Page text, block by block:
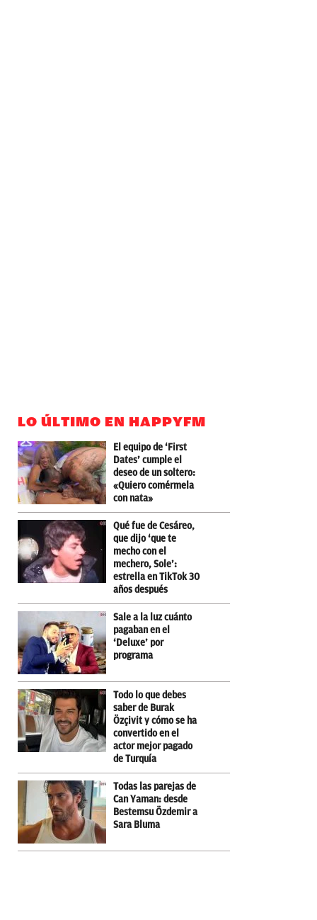
LO ÚLTIMO EN HAPPYFM
El equipo de ‘First
Dates’ cumple el
deseo de un soltero:
«Quiero comérmela
con nata»
Qué fue de Cesáreo,
que dijo ‘que te
mecho con el
mechero, Sole’:
estrella en TikTok 30
años después
Sale a la luz cuánto
pagaban en el
‘Deluxe’ por
programa
Todo lo que debes
saber de Burak
Özçivit y cómo se ha
convertido en el
actor mejor pagado
de Turquía
Todas las parejas de
Can Yaman: desde
Bestemsu Özdemir a
Sara Bluma